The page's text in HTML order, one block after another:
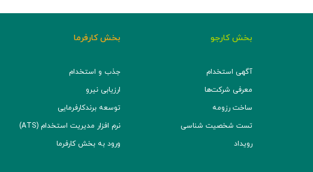
بخش کارجو
آگهی استخدام
معرفی شرکت‌ها
ساخت رزومه
تست شخصیت شناسی
رویداد
بخش کارفرما
جذب و استخدام
ارزیابی نیرو
توسعه برند‌کارفرمایی
نرم افزار مدیریت استخدام (ATS)
ورود به بخش کارفرما